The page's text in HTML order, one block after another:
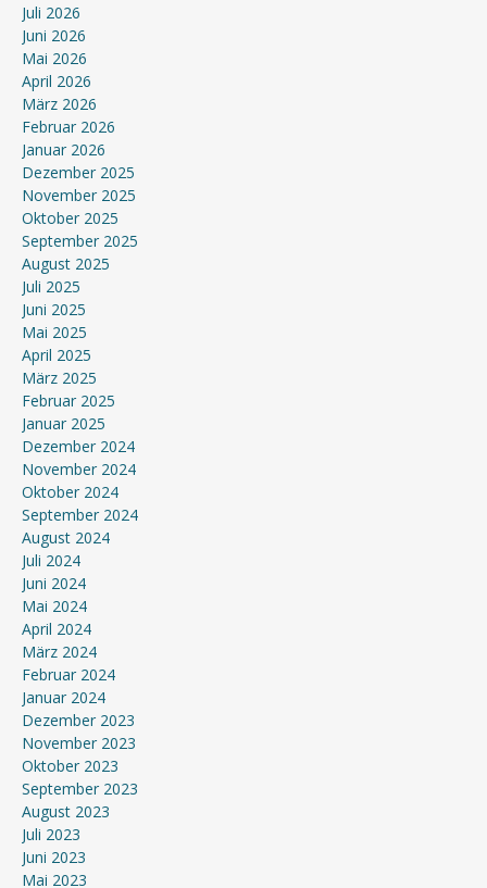
Juli 2026
Juni 2026
Mai 2026
April 2026
März 2026
Februar 2026
Januar 2026
Dezember 2025
November 2025
Oktober 2025
September 2025
August 2025
Juli 2025
Juni 2025
Mai 2025
April 2025
März 2025
Februar 2025
Januar 2025
Dezember 2024
November 2024
Oktober 2024
September 2024
August 2024
Juli 2024
Juni 2024
Mai 2024
April 2024
März 2024
Februar 2024
Januar 2024
Dezember 2023
November 2023
Oktober 2023
September 2023
August 2023
Juli 2023
Juni 2023
Mai 2023